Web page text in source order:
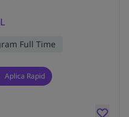
Full Time
Aplica Rapid